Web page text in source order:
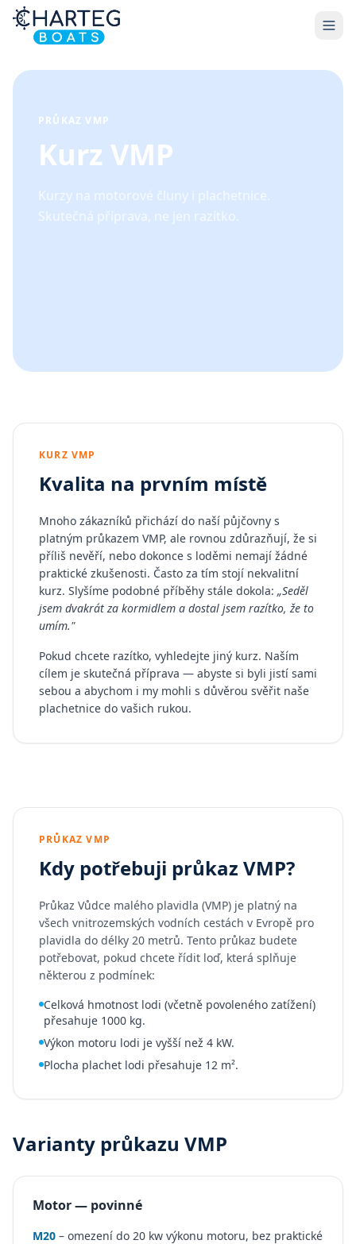
PRŮKAZ VMP
Kurz VMP
Kurzy na motorové čluny i plachetnice.
Skutečná příprava, ne jen razítko.
KURZ VMP
Kvalita na prvním místě
Mnoho zákazníků přichází do naší půjčovny s
platným průkazem VMP, ale rovnou zdůrazňují, že si
příliš nevěří, nebo dokonce s loděmi nemají žádné
praktické zkušenosti. Často za tím stojí nekvalitní
kurz. Slyšíme podobné příběhy stále dokola: „Seděl
jsem dvakrát za kormidlem a dostal jsem razítko, že to
umím."
Pokud chcete razítko, vyhledejte jiný kurz. Naším
cílem je skutečná příprava — abyste si byli jistí sami
sebou a abychom i my mohli s důvěrou svěřit naše
plachetnice do vašich rukou.
PRŮKAZ VMP
Kdy potřebuji průkaz VMP?
Průkaz Vůdce malého plavidla (VMP) je platný na
všech vnitrozemských vodních cestách v Evropě pro
plavidla do délky 20 metrů. Tento průkaz budete
potřebovat, pokud chcete řídit loď, která splňuje
některou z podmínek:
Celková hmotnost lodi (včetně povoleného zatížení)
přesahuje 1000 kg.
Výkon motoru lodi je vyšší než 4 kW.
Plocha plachet lodi přesahuje 12 m².
Varianty průkazu VMP
Motor — povinné
M20 – omezení do 20 kw výkonu motoru, bez praktické